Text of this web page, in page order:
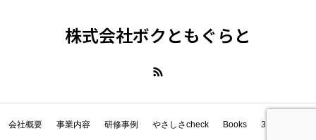
株式会社ボクともぐらと
会社概要 事業内容 研修事例 やさしさcheck Books 3 Year Diary